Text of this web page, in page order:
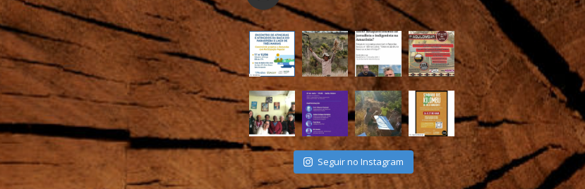
Seguir no Instagram